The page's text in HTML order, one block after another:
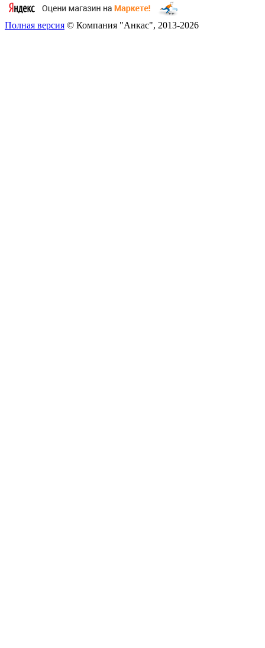
Полная версия © Компания "Анкас", 2013-2026